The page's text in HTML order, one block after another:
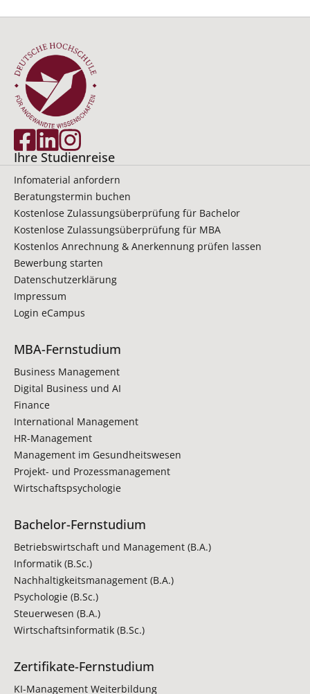
Ihre Studienreise
Infomaterial anfordern
Beratungstermin buchen
Kostenlose Zulassungsüberprüfung für Bachelor
Kostenlose Zulassungsüberprüfung für MBA
Kostenlos Anrechnung & Anerkennung prüfen lassen
Bewerbung starten
Datenschutzerklärung
Impressum
Login eCampus
MBA-Fernstudium
Business Management
Digital Business und AI
Finance
International Management
HR-Management
Management im Gesundheitswesen
Projekt- und Prozessmanagement
Wirtschaftspsychologie
Bachelor-Fernstudium
Betriebswirtschaft und Management (B.A.)
Informatik (B.Sc.)
Nachhaltigkeitsmanagement (B.A.)
Psychologie (B.Sc.)
Steuerwesen (B.A.)
Wirtschaftsinformatik (B.Sc.)
Zertifikate-Fernstudium
KI-Management Weiterbildung